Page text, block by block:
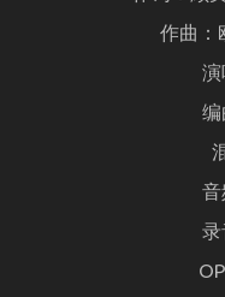
作曲：
演
编
音
录